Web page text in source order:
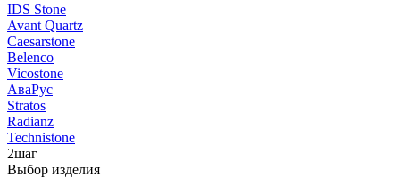
IDS Stone
Avant Quartz
Caesarstone
Belenco
Vicostone
АваРус
Stratos
Radianz
Technistone
2шаг
Выбор изделия